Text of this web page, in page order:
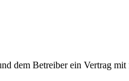
dem Betreiber ein Vertrag mit